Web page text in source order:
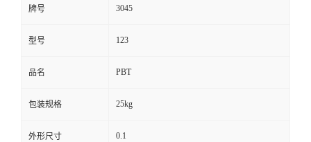
牌号 3045
型号 123
品名 PBT
包装规格 25kg
外形尺寸 0.1